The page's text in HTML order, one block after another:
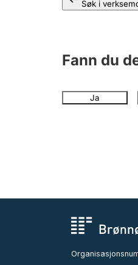
Søk i
Fann du
Ja